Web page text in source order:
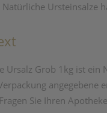
Ursteinsalze
Ursalz Grob 1kg ist
angegebene
Sie Ihren